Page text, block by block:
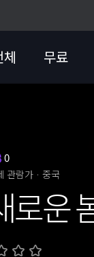
체 무료
0
관람가 · 중국
로운